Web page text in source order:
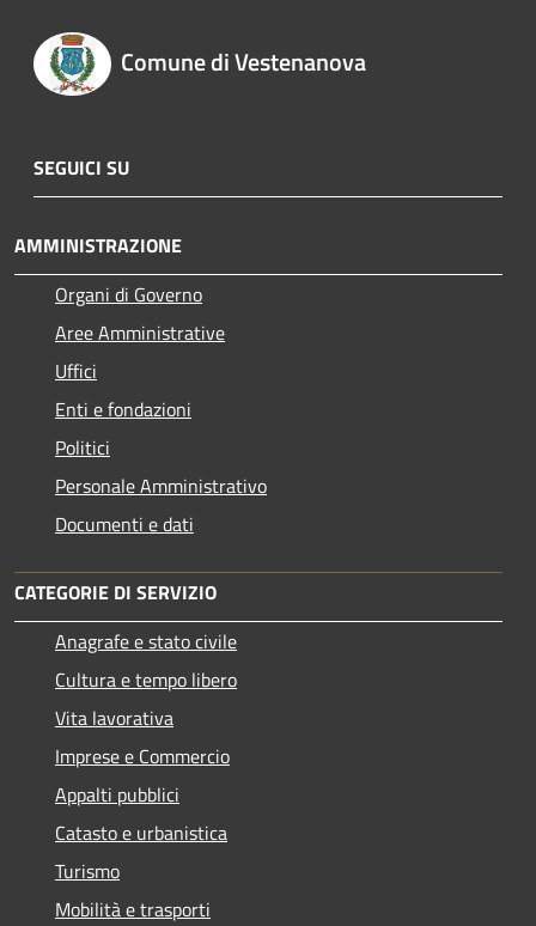
Comune di Vestenanova
SEGUICI SU
AMMINISTRAZIONE
Organi di Governo
Aree Amministrative
Uffici
Enti e fondazioni
Politici
Personale Amministrativo
Documenti e dati
CATEGORIE DI SERVIZIO
Anagrafe e stato civile
Cultura e tempo libero
Vita lavorativa
Imprese e Commercio
Appalti pubblici
Catasto e urbanistica
Turismo
Mobilità e trasporti